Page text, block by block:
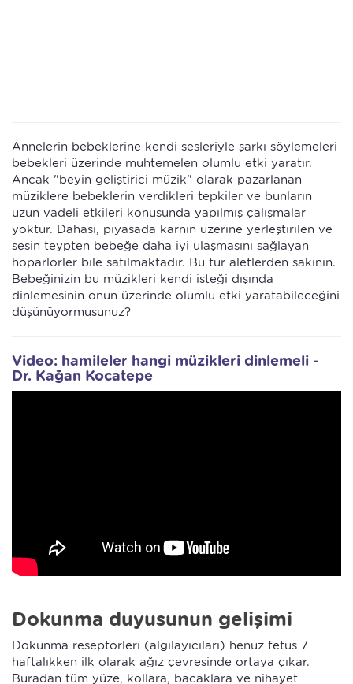
Annelerin bebeklerine kendi sesleriyle şarkı söylemeleri
bebekleri üzerinde muhtemelen olumlu etki yaratır.
Ancak "beyin geliştirici müzik" olarak pazarlanan
müziklere bebeklerin verdikleri tepkiler ve bunların
uzun vadeli etkileri konusunda yapılmış çalışmalar
yoktur. Dahası, piyasada karnın üzerine yerleştirilen ve
sesin teypten bebeğe daha iyi ulaşmasını sağlayan
hoparlörler bile satılmaktadır. Bu tür aletlerden sakının.
Bebeğinizin bu müzikleri kendi isteği dışında
dinlemesinin onun üzerinde olumlu etki yaratabileceğini
düşünüyormusunuz?
Video: hamileler hangi müzikleri dinlemeli -
Dr. Kağan Kocatepe
Dokunma duyusunun gelişimi
Dokunma reseptörleri (algılayıcıları) henüz fetus 7
haftalıkken ilk olarak ağız çevresinde ortaya çıkar.
Buradan tüm yüze, kollara, bacaklara ve nihayet